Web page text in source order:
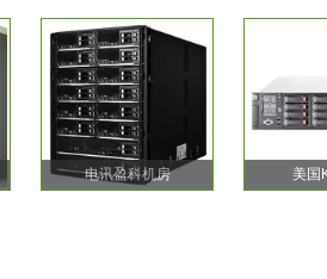
电讯盈科机房 美国